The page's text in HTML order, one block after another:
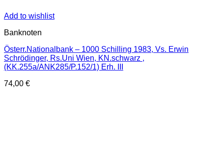
Add to wishlist
Banknoten
Österr.Nationalbank – 1000 Schilling 1983, Vs. Erwin
Schrödinger, Rs.Uni Wien, KN.schwarz ,
(KK.255a/ANK285/P.152/1) Erh. III
74,00 €